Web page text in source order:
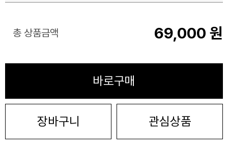
총 상품금액 69,000 원
바로구매
장바구니 관심상품